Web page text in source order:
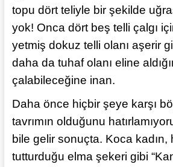
topu dört teliyle bir şekilde
yok! Onca dört beş telli çalgı
yetmiş dokuz telli olanı aşerir
daha da tuhaf olanı eline
çalabileceğine inan.
Daha önce hiçbir şeye karşı
tavrımın olduğunu
bile gelir sonuçta. Koca kadın,
tutturduğu elma şekeri gibi